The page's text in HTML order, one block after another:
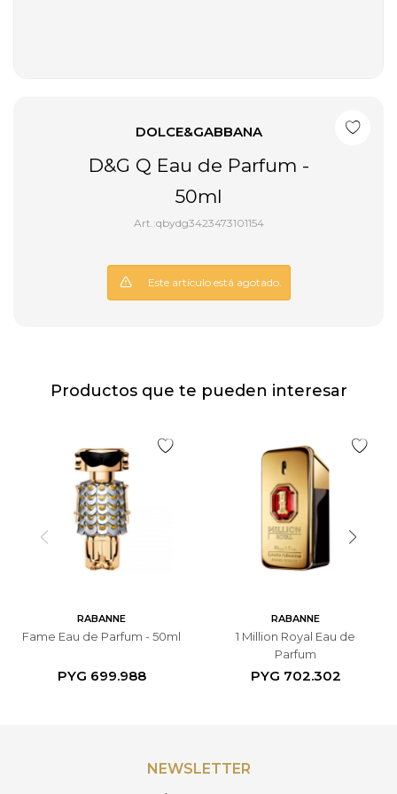
DOLCE&GABBANA
D&G Q Eau de Parfum -
50ml
qbydg3423473101154
Este artículo está agotado.
Productos que te pueden interesar
RABANNE
Fame Eau de Parfum - 50ml
PYG 699.988
RABANNE
1 Million Royal Eau de
Parfum
PYG 702.302
NEWSLETTER